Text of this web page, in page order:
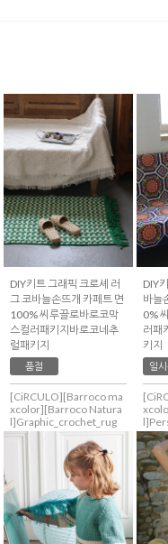
DIY키트 그래픽 크로셰 러
그 코바늘손뜨개 카페트 면
100% 씨루끌로바로코막
스컬러패키지바로코네추
럴패키지
품절
[CiRCULO][Barroco ma
xcolor][Barroco Natura
l]Graphic_crochet_rug
DIY
바늘
0%
러패
키지
일